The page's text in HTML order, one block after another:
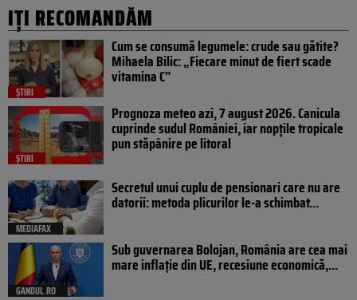
IȚI RECOMANDĂM
ȘTIRI
Cum se consumă legumele: crude sau gătite?
Mihaela Bilic: „Fiecare minut de fiert scade
vitamina C”
ȘTIRI
Prognoza meteo azi, 7 august 2026. Canicula
cuprinde sudul României, iar nopțile tropicale
pun stăpânire pe litoral
MEDIAFAX
Secretul unui cuplu de pensionari care nu are
datorii: metoda plicurilor le-a schimbat...
GANDUL.RO
Sub guvernarea Bolojan, România are cea mai
mare inflație din UE, recesiune economică,...